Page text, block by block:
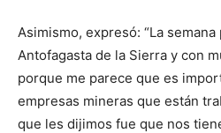
Asimismo, expresó: “La semana
Antofagasta de la Sierra y con
porque me parece que es
empresas mineras que están
que les dijimos fue que nos